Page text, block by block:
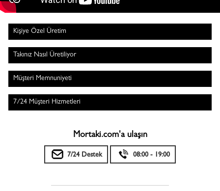
Kişiye Özel Üretim
Takınız Nasıl Üretiliyor
Müşteri Memnuniyeti
7/24 Müşteri Hizmetleri
Mortaki.com'a ulaşın
7/24 Destek 08:00 - 19:00